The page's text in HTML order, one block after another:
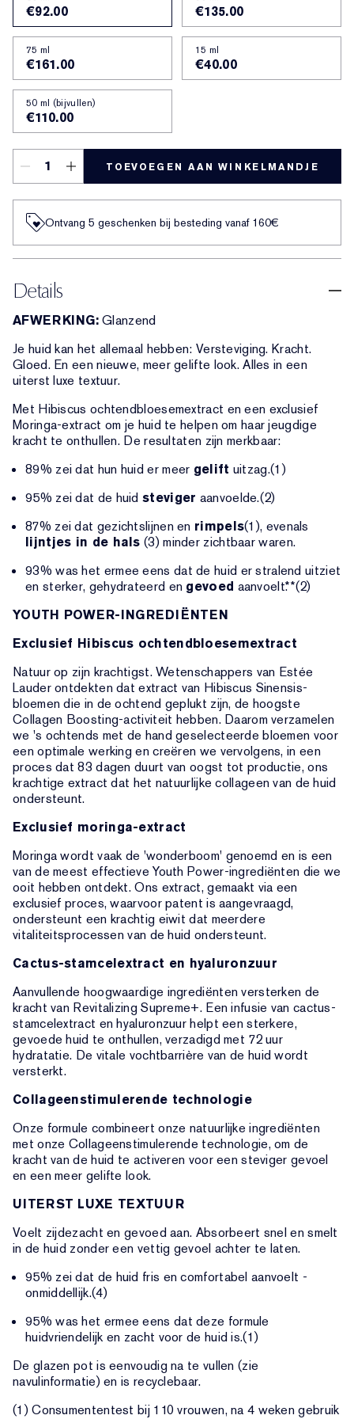
€92.00 €135.00
75 ml
€161.00
15 ml
€40.00
50 ml (bijvullen)
€110.00
TOEVOEGEN AAN WINKELMANDJE
Ontvang 5 geschenken bij besteding vanaf 160€
Details
AFWERKING:Glanzend
Je huid kan het allemaal hebben: Versteviging. Kracht.
Gloed. En een nieuwe, meer gelifte look. Alles in een
uiterst luxe textuur.
Met Hibiscus ochtendbloesemextract en een exclusief
Moringa-extract om je huid te helpen om haar jeugdige
kracht te onthullen. De resultaten zijn merkbaar:
89% zei dat hun huid er meer gelift uitzag.(1)
95% zei dat de huid steviger aanvoelde.(2)
87% zei dat gezichtslijnen en rimpels(1), evenals
lijntjes in de hals (3) minder zichtbaar waren.
93% was het ermee eens dat de huid er stralend uitziet
en sterker, gehydrateerd en gevoed aanvoelt.**(2)
YOUTH POWER-INGREDIËNTEN
Exclusief Hibiscus ochtendbloesemextract
Natuur op zijn krachtigst. Wetenschappers van Estée
Lauder ontdekten dat extract van Hibiscus Sinensis-
bloemen die in de ochtend geplukt zijn, de hoogste
Collagen Boosting-activiteit hebben. Daarom verzamelen
we 's ochtends met de hand geselecteerde bloemen voor
een optimale werking en creëren we vervolgens, in een
proces dat 83 dagen duurt van oogst tot productie, ons
krachtige extract dat het natuurlijke collageen van de huid
ondersteunt.
Exclusief moringa-extract
Moringa wordt vaak de 'wonderboom' genoemd en is een
van de meest effectieve Youth Power-ingrediënten die we
ooit hebben ontdekt. Ons extract, gemaakt via een
exclusief proces, waarvoor patent is aangevraagd,
ondersteunt een krachtig eiwit dat meerdere
vitaliteitsprocessen van de huid ondersteunt.
Cactus-stamcelextract en hyaluronzuur
Aanvullende hoogwaardige ingrediënten versterken de
kracht van Revitalizing Supreme+. Een infusie van cactus-
stamcelextract en hyaluronzuur helpt een sterkere,
gevoede huid te onthullen, verzadigd met 72 uur
hydratatie. De vitale vochtbarrière van de huid wordt
versterkt.
Collageenstimulerende technologie
Onze formule combineert onze natuurlijke ingrediënten
met onze Collageenstimulerende technologie, om de
kracht van de huid te activeren voor een steviger gevoel
en een meer gelifte look.
UITERST LUXE TEXTUUR
Voelt zijdezacht en gevoed aan. Absorbeert snel en smelt
in de huid zonder een vettig gevoel achter te laten.
95% zei dat de huid fris en comfortabel aanvoelt -
onmiddellijk.(4)
95% was het ermee eens dat deze formule
huidvriendelijk en zacht voor de huid is.(1)
De glazen pot is eenvoudig na te vullen (zie
navulinformatie) en is recyclebaar.
(1) Consumententest bij 110 vrouwen, na 4 weken gebruik